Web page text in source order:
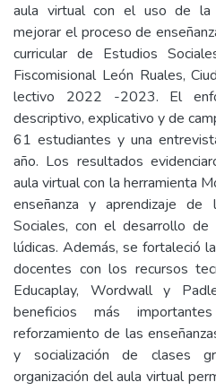
aula virtual con el uso de la
mejorar el proceso de
curricular de Estudios
Fiscomisional León Ruales,
lectivo 2022 -2023. El
descriptivo, explicativo y de
61 estudiantes y una
año. Los resultados
aula virtual con la herramienta
enseñanza y aprendizaje de
Sociales, con el desarrollo de
lúdicas. Además, se fortaleció
docentes con los recursos
Educaplay, Wordwall y
beneficios más
reforzamiento de las
y socialización de clases
organización del aula virtual